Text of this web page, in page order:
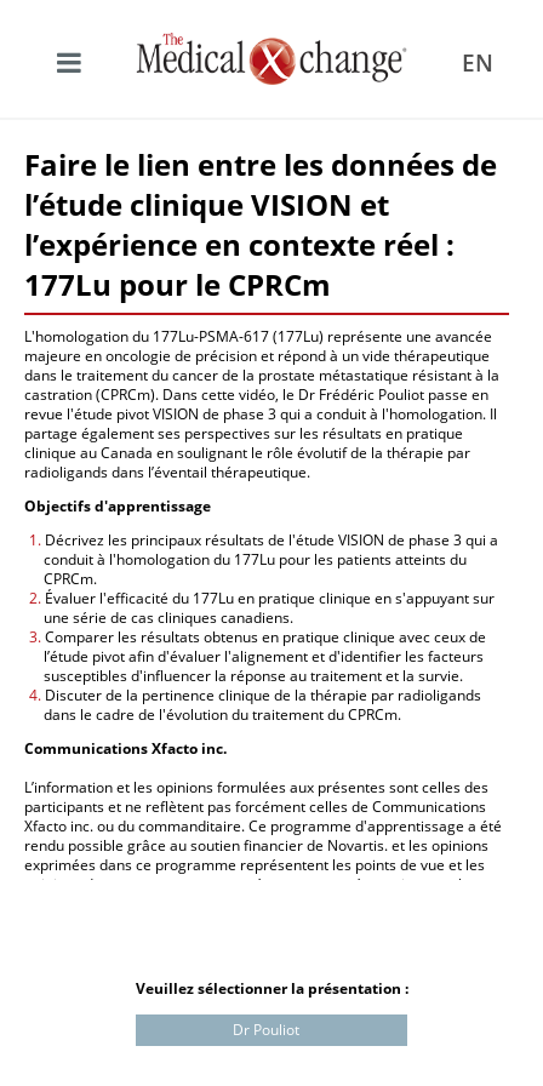
EN
Faire le lien entre les données de
l’étude clinique VISION et
l’expérience en contexte réel :
177Lu pour le CPRCm
L'homologation du 177Lu-PSMA-617 (177Lu) représente une avancée
majeure en oncologie de précision et répond à un vide thérapeutique
dans le traitement du cancer de la prostate métastatique résistant à la
castration (CPRCm). Dans cette vidéo, le Dr Frédéric Pouliot passe en
revue l'étude pivot VISION de phase 3 qui a conduit à l'homologation. Il
partage également ses perspectives sur les résultats en pratique
clinique au Canada en soulignant le rôle évolutif de la thérapie par
radioligands dans l’éventail thérapeutique.
Objectifs d'apprentissage
Décrivez les principaux résultats de l'étude VISION de phase 3 qui a
conduit à l'homologation du 177Lu pour les patients atteints du
CPRCm. ​
Évaluer l'efficacité du 177Lu en pratique clinique en s'appuyant sur
une série de cas cliniques canadiens.
Comparer les résultats obtenus en pratique clinique avec ceux de
l’étude pivot afin d'évaluer l'alignement et d'identifier les facteurs
susceptibles d'influencer la réponse au traitement et la survie.
Discuter de la pertinence clinique de la thérapie par radioligands
dans le cadre de l'évolution du traitement du CPRCm.
Communications Xfacto inc.
L’information et les opinions formulées aux présentes sont celles des
participants et ne reflètent pas forcément celles de Communications
Xfacto inc. ou du commanditaire. Ce programme d'apprentissage a été
rendu possible grâce au soutien financier de Novartis. et les opinions
exprimées dans ce programme représentent les points de vue et les
opinions de ses auteurs et ne représentent pas nécessairement les
médecins sont tenus de consulter la monographie du produit en
Toute distribution, reproduction ou modification de ce programme est
Veuillez sélectionner la présentation :
Dr Pouliot